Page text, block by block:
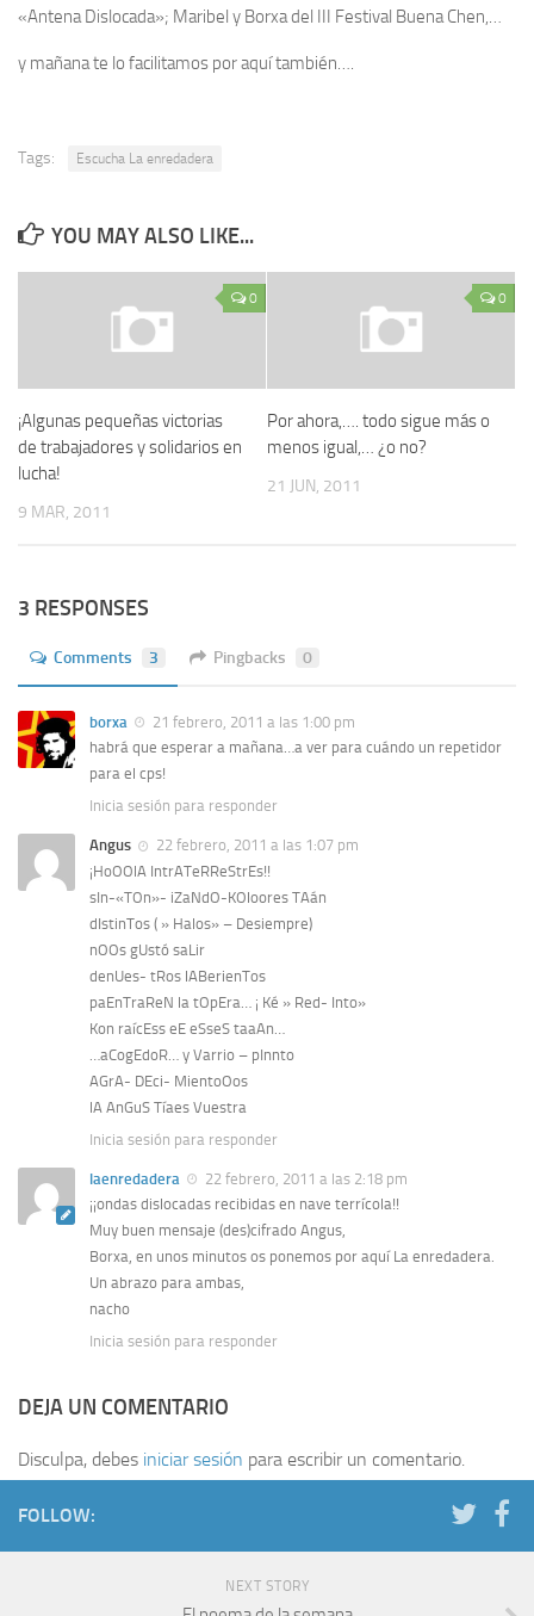
«Antena Dislocada»; Maribel y Borxa del III Festival Buena Chen,…
y mañana te lo facilitamos por aquí también….
Tags: Escucha La enredadera
YOU MAY ALSO LIKE...
0
¡Algunas pequeñas victorias
de trabajadores y solidarios en
lucha!
9 MAR, 2011
0
Por ahora,…. todo sigue más o
menos igual,… ¿o no?
21 JUN, 2011
3 RESPONSES
Comments 3 Pingbacks 0
borxa
21 febrero, 2011 a las 1:00 pm
habrá que esperar a mañana…a ver para cuándo un repetidor
para el cps!
Inicia sesión para responder
Angus
22 febrero, 2011 a las 1:07 pm
¡HoOOlA IntrATeRReStrEs!!
sIn-«TOn»- iZaNdO-KOloores TAán
dIstinTos ( » Halos» – Desiempre)
nOOs gUstó saLir
denUes- tRos lABerienTos
paEnTraReN la tOpEra… ¡ Ké » Red- Into»
Kon raícEss eE eSseS taaAn…
…aCogEdoR… y Varrio – pInnto
AGrA- DEci- MientoOos
lA AnGuS Tíaes Vuestra
Inicia sesión para responder
laenredadera
22 febrero, 2011 a las 2:18 pm
¡¡ondas dislocadas recibidas en nave terrícola!!
Muy buen mensaje (des)cifrado Angus,
Borxa, en unos minutos os ponemos por aquí La enredadera.
Un abrazo para ambas,
nacho
Inicia sesión para responder
DEJA UN COMENTARIO
Disculpa, debes iniciar sesión para escribir un comentario.
FOLLOW:
NEXT STORY